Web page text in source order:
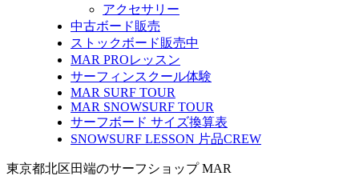
アクセサリー
中古ボード販売
ストックボード販売中
MAR PROレッスン
サーフィンスクール体験
MAR SURF TOUR
MAR SNOWSURF TOUR
サーフボード サイズ換算表
SNOWSURF LESSON 片品CREW
東京都北区田端のサーフショップ MAR